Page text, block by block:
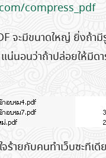
compress_pdf
จะมีขนาดใหญ่ ยิ่งถ้า
นอนว่าถ้าปล่อยให้มีดา
จร้ายกับคนทำเว็บซะที